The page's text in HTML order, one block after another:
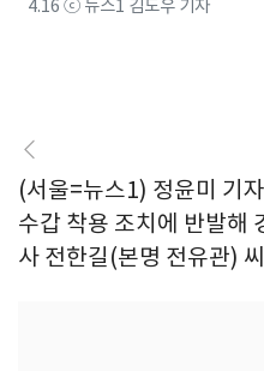
4.16 ⓒ 뉴스1 김도우 기자
(서울=뉴스1) 정윤미 기
수갑 착용 조치에 반발해
사 전한길(본명 전유관)